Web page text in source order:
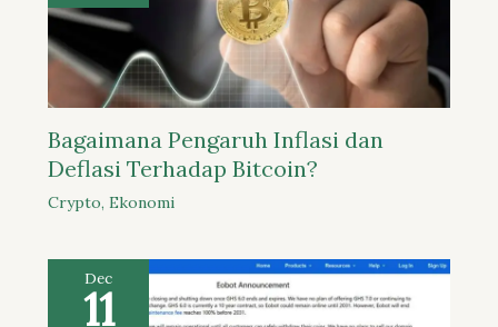
Bagaimana Pengaruh Inflasi dan
Deflasi Terhadap Bitcoin?
Crypto, Ekonomi
Dec
11